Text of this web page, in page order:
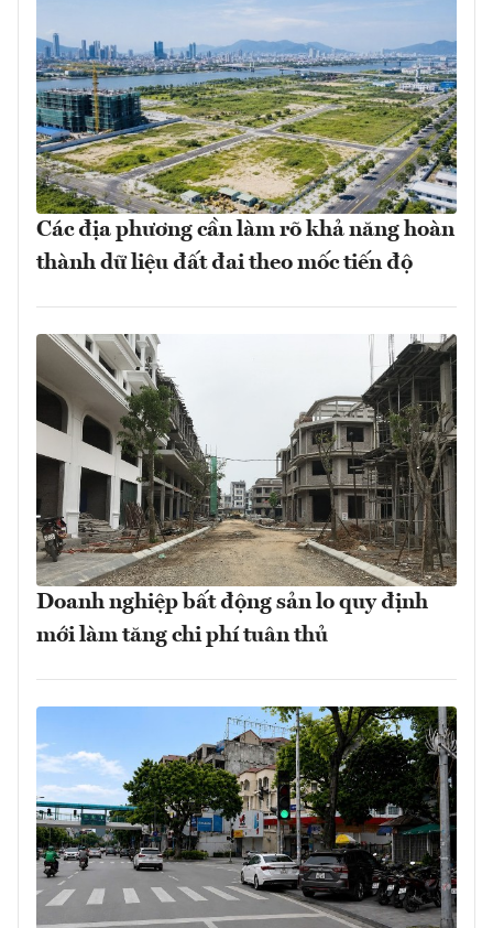
Các địa phương cần làm rõ khả năng hoàn
thành dữ liệu đất đai theo mốc tiến độ
Doanh nghiệp bất động sản lo quy định
mới làm tăng chi phí tuân thủ